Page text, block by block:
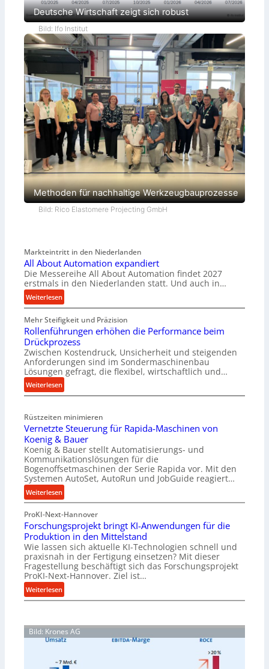
Deutsche Wirtschaft zeigt sich robust
Bild: Ifo Institut
Methoden für nachhaltige Werkzeugbauprozesse
Bild: Rico Elastomere Projecting GmbH
Markteintritt in den Niederlanden
All About Automation expandiert
Die Messereihe All About Automation findet 2027
erstmals in den Niederlanden statt. Und auch in…
Weiterlesen:
A
l
l
A
b
o
u
t
A
o
m
a
t
i
n
e
x
p
a
n
d
i
e
Mehr Steifigkeit und Präzision
Rollenführungen erhöhen die Performance beim
Drückprozess
Zwischen Kostendruck, Unsicherheit und steigenden
Anforderungen sind im Sondermaschinenbau
Lösungen gefragt, die flexibel, wirtschaftlich und…
Weiterlesen:
R
l
e
n
f
ü
h
r
u
g
e
n
e
r
h
ö
e
n
Rüstzeiten minimieren
Vernetzte Steuerung für Rapida-Maschinen von
Koenig & Bauer
Koenig & Bauer stellt Automatisierungs- und
Kommunikationslösungen für die
Bogenoffsetmaschinen der Serie Rapida vor. Mit den
Systemen AutoSet, AutoRun und JobGuide reagiert…
Weiterlesen:
V
e
r
n
e
t
z
t
e
e
u
r
ProKI-Next-Hannover
Forschungsprojekt bringt KI-Anwendungen für die
Produktion in den Mittelstand
Wie lassen sich aktuelle KI-Technologien schnell und
praxisnah in der Fertigung einsetzen? Mit dieser
Fragestellung beschäftigt sich das Forschungsprojekt
ProKI-Next-Hannover. Ziel ist…
Weiterlesen:
F
r
s
Bild: Krones AG